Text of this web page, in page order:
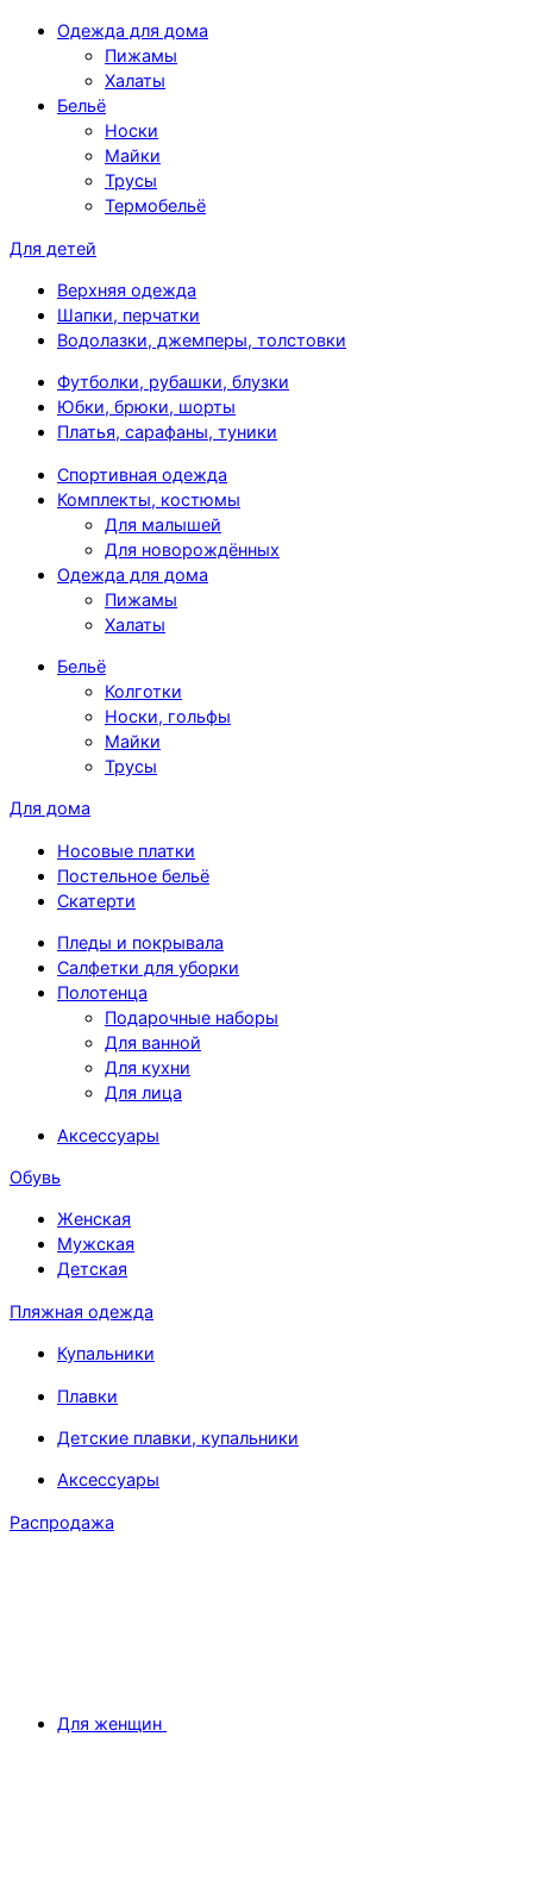
Одежда для дома
Пижамы
Халаты
Бельё
Носки
Майки
Трусы
Термобельё
Для детей
Верхняя одежда
Шапки, перчатки
Водолазки, джемперы, толстовки
Футболки, рубашки, блузки
Юбки, брюки, шорты
Платья, сарафаны, туники
Спортивная одежда
Комплекты, костюмы
Для малышей
Для новорождённых
Одежда для дома
Пижамы
Халаты
Бельё
Колготки
Носки, гольфы
Майки
Трусы
Для дома
Носовые платки
Постельное бельё
Скатерти
Пледы и покрывала
Салфетки для уборки
Полотенца
Подарочные наборы
Для ванной
Для кухни
Для лица
Аксессуары
Обувь
Женская
Мужская
Детская
Пляжная одежда
Купальники
Плавки
Детские плавки, купальники
Аксессуары
Распродажа
Для женщин